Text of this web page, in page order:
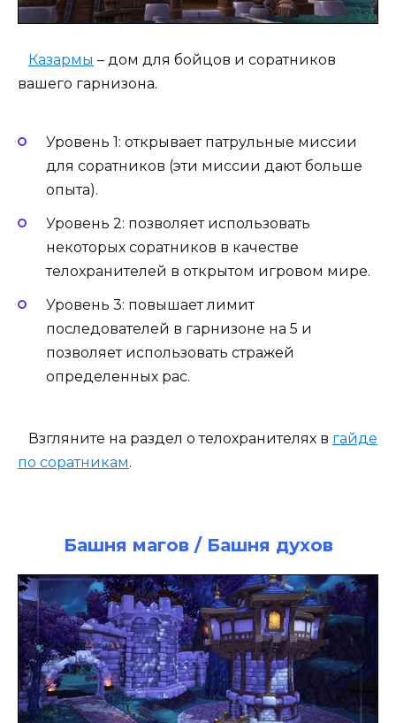
Казармы – дом для бойцов и соратников
вашего гарнизона.
Уровень 1: открывает патрульные миссии
для соратников (эти миссии дают больше
опыта).
Уровень 2: позволяет использовать
некоторых соратников в качестве
телохранителей в открытом игровом мире.
Уровень 3: повышает лимит
последователей в гарнизоне на 5 и
позволяет использовать стражей
определенных рас.
Взгляните на раздел о телохранителях в гайде
по соратникам.
Башня магов / Башня духов